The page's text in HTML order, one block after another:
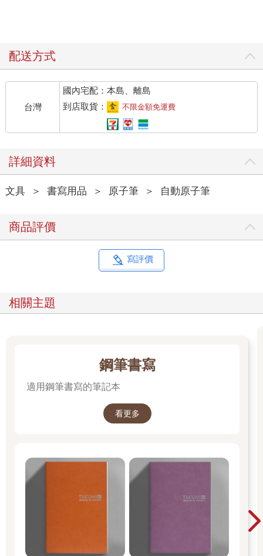
配送方式
台灣
國內宅配：本島、離島
到店取貨：
不限金額免運費
詳細資料
文具 ＞ 書寫用品 ＞ 原子筆 ＞ 自動原子筆
商品評價
寫評價
相關主題
鋼筆書寫
適用鋼筆書寫的筆記本
看更多